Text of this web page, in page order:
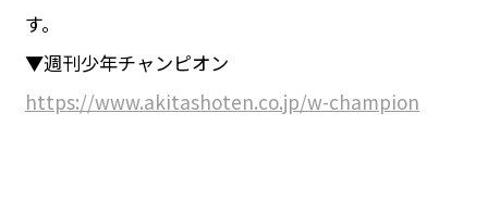
す。
▼週刊少年チャンピオン
https://www.akitashoten.co.jp/w-champion